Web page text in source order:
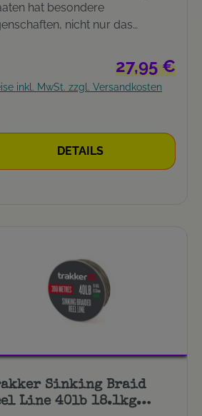
hat besondere
nicht nur das
sondern auch die
Hergestellt in den USA
Regulärer
27,95 €
inkl. MwSt. zzgl. Versandkosten
DETAILS
Sinking Braid
Line 40lb 18.1kg